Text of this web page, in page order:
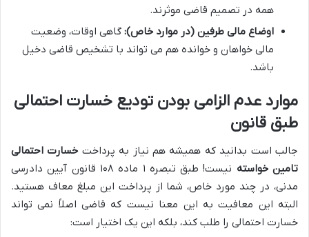
همه در تصمیم قاضی موثرند.
اوضاع مالی طرفین (در موارد خاص): گاهی اوقات، وضعیت
مالی خواهان و خوانده هم می تواند با تشخیص قاضی دخیل
باشد.
موارد عدم الزامی بودن تودیع خسارت احتمالی
طبق قانون
جالب است بدانید که همیشه هم نیاز به پرداخت خسارت احتمالی
تامین خواسته
نیست! طبق تبصره ۱ ماده ۱۰۸ قانون آیین دادرسی
مدنی، در چند مورد خاص، شما از پرداخت این مبلغ معاف هستید.
البته این معافیت به این معنا نیست که قاضی اصلاً نمی تواند
خسارت احتمالی را طلب کند، بلکه این یک اختیار است: